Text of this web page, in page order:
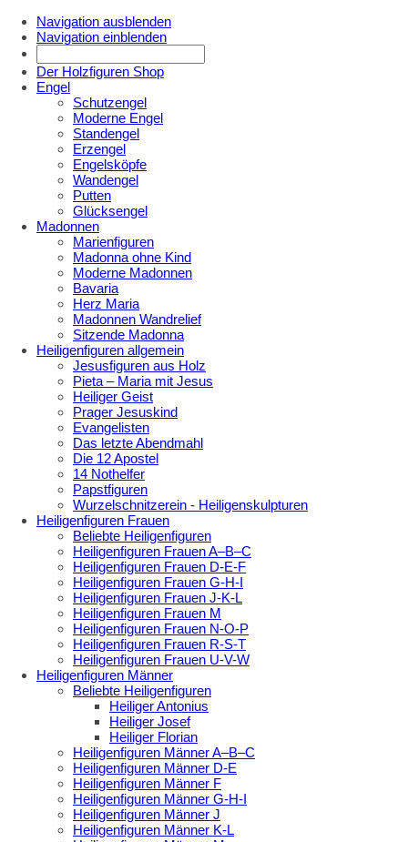
Navigation ausblenden
Navigation einblenden
Der Holzfiguren Shop
Engel
Schutzengel
Moderne Engel
Standengel
Erzengel
Engelsköpfe
Wandengel
Putten
Glücksengel
Madonnen
Marienfiguren
Madonna ohne Kind
Moderne Madonnen
Bavaria
Herz Maria
Madonnen Wandrelief
Sitzende Madonna
Heiligenfiguren allgemein
Jesusfiguren aus Holz
Pieta – Maria mit Jesus
Heiliger Geist
Prager Jesuskind
Evangelisten
Das letzte Abendmahl
Die 12 Apostel
14 Nothelfer
Papstfiguren
Wurzelschnitzerein - Heiligenskulpturen
Heiligenfiguren Frauen
Beliebte Heiligenfiguren
Heiligenfiguren Frauen A–B–C
Heiligenfiguren Frauen D-E-F
Heiligenfiguren Frauen G-H-I
Heiligenfiguren Frauen J-K-L
Heiligenfiguren Frauen M
Heiligenfiguren Frauen N-O-P
Heiligenfiguren Frauen R-S-T
Heiligenfiguren Frauen U-V-W
Heiligenfiguren Männer
Beliebte Heiligenfiguren
Heiliger Antonius
Heiliger Josef
Heiliger Florian
Heiligenfiguren Männer A–B–C
Heiligenfiguren Männer D-E
Heiligenfiguren Männer F
Heiligenfiguren Männer G-H-I
Heiligenfiguren Männer J
Heiligenfiguren Männer K-L